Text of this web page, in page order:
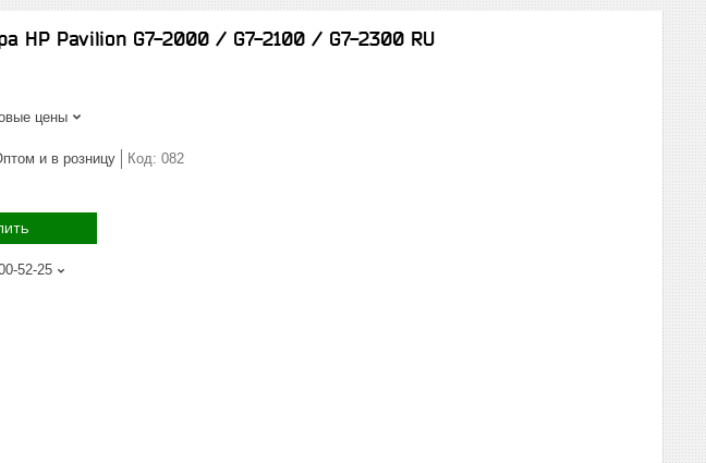
HP Pavilion G7-2000 / G7-2100 / G7-2300 RU
цены
и в розницу Код: 082
52-25